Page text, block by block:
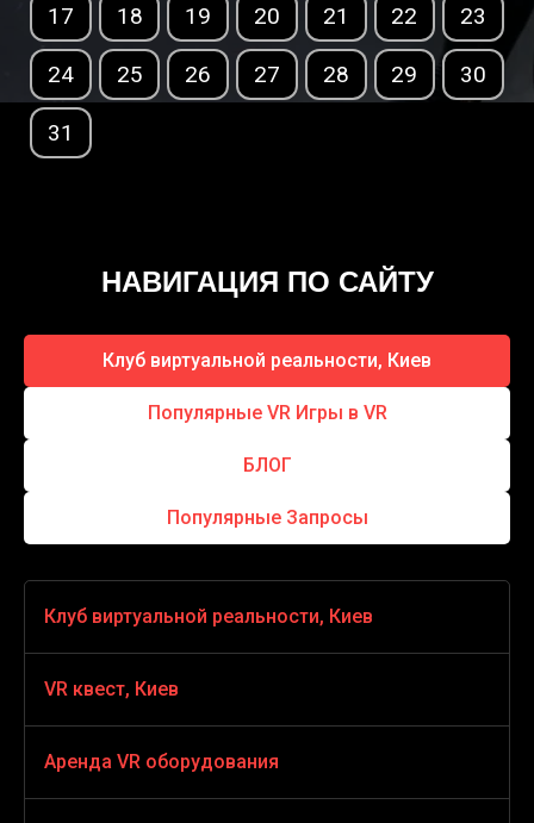
17 18 19 20 21 22 23
24 25 26 27 28 29 30
31
НАВИГАЦИЯ ПО САЙТУ
Клуб виртуальной реальности, Киев
Популярные VR Игры в VR
БЛОГ
Популярные Запросы
Клуб виртуальной реальности, Киев
VR игры
VR стрелялки
VR квест, Киев
VR квест horror
Аренда VR оборудования